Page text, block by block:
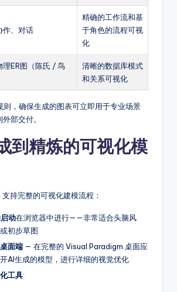
作、对话
精确的工作流和基
于角色的流程可视
化
理ER图（陈氏 / 鸟
清晰的数据库模式
和关系可视化
则，确保生成的图表可立即用于专业场景
部交付。
到精炼的可视化模
持完整的可视化建模流程：
动在浏览器中进行——非常适合头脑风
初步草图
面端 — 在完整的 Visual Paradigm 桌面应
AI生成的模型，进行详细的视觉优化
工具: